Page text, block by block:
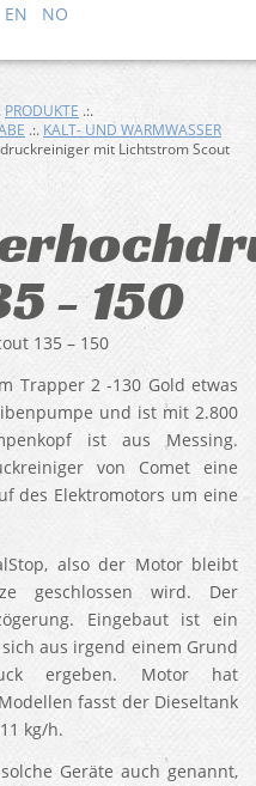
EN NO
PRODUKTE .:.
.:. KALT- UND WARMWASSER
mit Lichtstrom Scout
- 150
135 – 150
Trapper 2 -130 Gold etwas
und ist mit 2.800
ist aus Messing.
von Comet eine
des Elektromotors um eine
also der Motor bleibt
geschlossen wird. Der
Eingebaut ist ein
aus irgend einem Grund
ergeben. Motor hat
fasst der Dieseltank
kg/h.
Geräte auch genannt,